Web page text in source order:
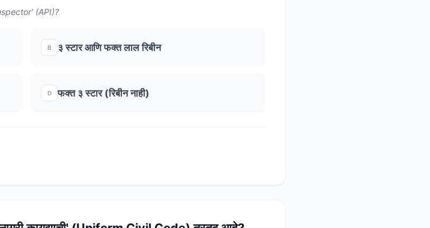
(API)?
B ३ स्टार आणि फक्त लाल रिबीन
D फक्त ३ स्टार (रिबीन नाही)